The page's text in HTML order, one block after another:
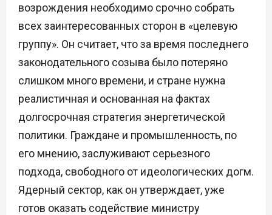
возрождения необходимо срочно собрать
всех заинтересованных сторон в «целевую
группу». Он считает, что за время последнего
законодательного созыва было потеряно
слишком много времени, и стране нужна
реалистичная и основанная на фактах
долгосрочная стратегия энергетической
политики. Граждане и промышленность, по
его мнению, заслуживают серьезного
подхода, свободного от идеологических догм.
Ядерный сектор, как он утверждает, уже
готов оказать содействие министру